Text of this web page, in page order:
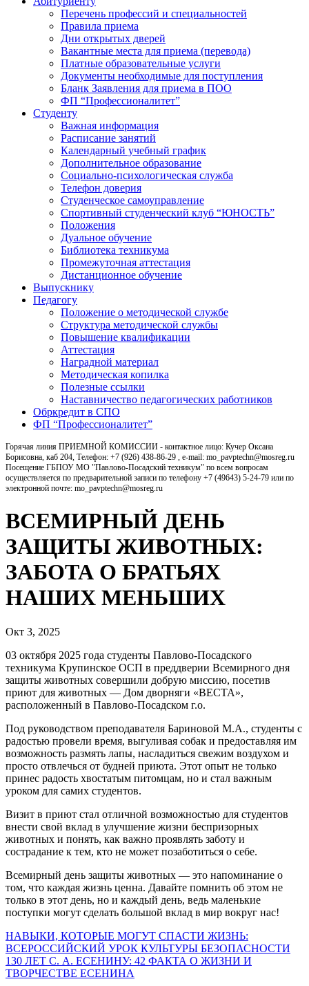
Перечень профессий и специальностей
Правила приема
Дни открытых дверей
Вакантные места для приема (перевода)
Платные образовательные услуги
Документы необходимые для поступления
Бланк Заявления для приема в ПОО
ФП “Профессионалитет”
Студенту
Важная информация
Расписание занятий
Календарный учебный график
Дополнительное образование
Социально-психологическая служба
Телефон доверия
Студенческое самоуправление
Спортивный студенческий клуб “ЮНОСТЬ”
Положения
Дуальное обучение
Библиотека техникума
Промежуточная аттестация
Дистанционное обучение
Выпускнику
Педагогу
Положение о методической службе
Структура методической службы
Повышение квалификации
Аттестация
Наградной материал
Методическая копилка
Полезные ссылки
Наставничество педагогических работников
Обркредит в СПО
ФП “Профессионалитет”
Горячая линия ПРИЕМНОЙ КОМИССИИ - контактное лицо: Кучер Оксана
Борисовна, каб 204, Телефон: +7 (926) 438-86-29 , e-mail: mo_pavptechn@mosreg.ru
Посещение ГБПОУ МО "Павлово-Посадский техникум" по всем вопросам
осуществляется по предварительной записи по телефону +7 (49643) 5-24-79 или по
электронной почте: mo_pavptechn@mosreg.ru
ВСЕМИРНЫЙ ДЕНЬ
ЗАЩИТЫ ЖИВОТНЫХ:
ЗАБОТА О БРАТЬЯХ
НАШИХ МЕНЬШИХ
Окт 3, 2025
03 октября 2025 года студенты Павлово-Посадского
техникума Крупинское ОСП в преддверии Всемирного дня
защиты животных совершили добрую миссию, посетив
приют для животных — Дом дворняги «ВЕСТА»,
расположенный в Павлово-Посадском г.о.
Под руководством преподавателя Бариновой М.А., студенты с
радостью провели время, выгуливая собак и предоставляя им
возможность размять лапы, насладиться свежим воздухом и
просто отвлечься от будней приюта. Этот опыт не только
принес радость хвостатым питомцам, но и стал важным
уроком для самих студентов.
Визит в приют стал отличной возможностью для студентов
внести свой вклад в улучшение жизни беспризорных
животных и понять, как важно проявлять заботу и
сострадание к тем, кто не может позаботиться о себе.
Всемирный день защиты животных — это напоминание о
том, что каждая жизнь ценна. Давайте помнить об этом не
только в этот день, но и каждый день, ведь маленькие
поступки могут сделать большой вклад в мир вокруг нас!
Навигация
по
записям
НАВЫКИ, КОТОРЫЕ МОГУТ СПАСТИ ЖИЗНЬ:
ВСЕРОССИЙСКИЙ УРОК КУЛЬТУРЫ БЕЗОПАСНОСТИ
130 ЛЕТ С. А. ЕСЕНИНУ: 42 ФАКТА О ЖИЗНИ И
ТВОРЧЕСТВЕ ЕСЕНИНА